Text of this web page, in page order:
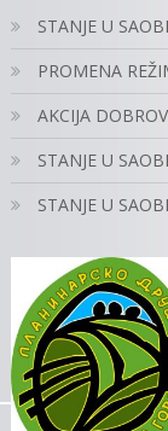
STANJE U
PROMENA
AKCIJA
STANJE U
STANJE U